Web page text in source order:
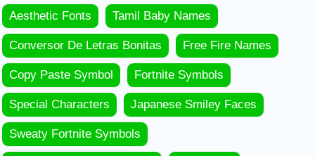
Aesthetic Fonts Tamil Baby Names
Conversor De Letras Bonitas Free Fire Names
Copy Paste Symbol Fortnite Symbols
Special Characters Japanese Smiley Faces
Sweaty Fortnite Symbols